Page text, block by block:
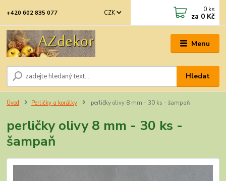
Menu
CZK
Hledat
+420 602 835 077 0 ks
za 0 Kč
Úvod Perličky a korálky perličky olivy 8 mm - 30 ks - šampaň
perličky olivy 8 mm - 30 ks -
šampaň